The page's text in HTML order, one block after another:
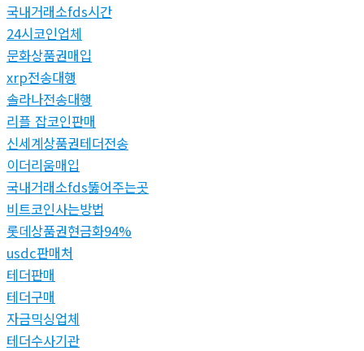
국내거래소fds시간
24시코인업체
문화상품권매입
xrp전송대행
솔라나전송대행
리플 잡코인판매
신세계상품권테더전송
이더리움매입
국내거래소fds뚫어주는곳
비트코인사는방법
롯데상품권현금화94%
usdc판매처
테더판매
테더구매
자금믹싱업체
테더수사기관